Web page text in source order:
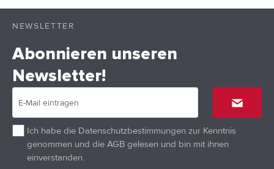
NEWSLETTER
Abonnieren unseren
Newsletter!
Ich habe die Datenschutzbestimmungen zur Kenntnis
genommen und die AGB gelesen und bin mit ihnen
einverstanden.